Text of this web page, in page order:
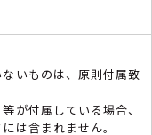
いものは、原則付属致
が付属している場合、
は含まれません。